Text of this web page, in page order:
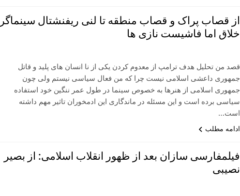
از قصاب پراک و قصاب منطقه تا لنی ریفنشتال سینماگر
خلاق اما فاشیست نازی ها
قصد من تحلیل هدف ترامپ از معدوم کردن یکی از نا انسان های پلید و قاتل
جمهوری داعشی اسلامی نیست چرا که من فعال سیاسی نیستم ولی چون
جمهوری اسلامی از هنرها به خصوص سینما در طول عمر ننگین خود استفاده
سیاسی برده است و این مسئله در ماندگاری این ادمخوران تاثیر مهم داشته
است…
ادامه مطلب
فیلمفارسی سازان بعد از ظهور انقلاب اسلامی: از بصیر
نصیبی